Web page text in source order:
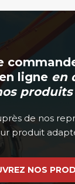
ligne en
produits
de nos
produit
NOS